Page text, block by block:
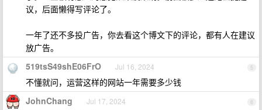
议，后面懒得写评论了。
一年了还不多投广告，你去看这个博文下的评论，都有人在建议
放广告。
5
519tsS49shE06FrO Jul 16, 2024
不懂就问，运营这样的网站一年需要多少钱
6
JohnChang Jul 17, 2024